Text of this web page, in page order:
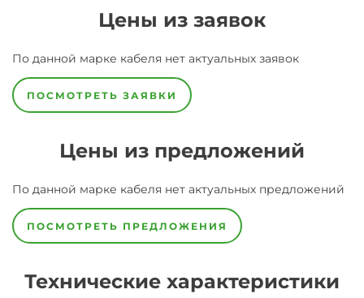
Цены из заявок
По данной марке кабеля нет актуальных заявок
ПОСМОТРЕТЬ ЗАЯВКИ
Цены из предложений
По данной марке кабеля нет актуальных предложений
ПОСМОТРЕТЬ ПРЕДЛОЖЕНИЯ
Технические характеристики